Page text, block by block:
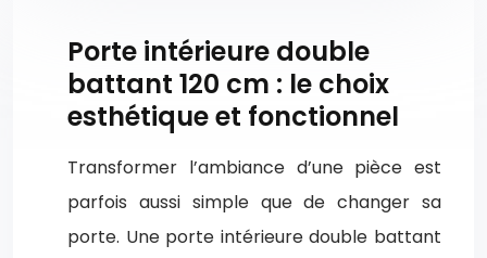
Porte intérieure double
battant 120 cm : le choix
esthétique et fonctionnel
Transformer l’ambiance d’une pièce est
parfois aussi simple que de changer sa
porte. Une porte intérieure double battant